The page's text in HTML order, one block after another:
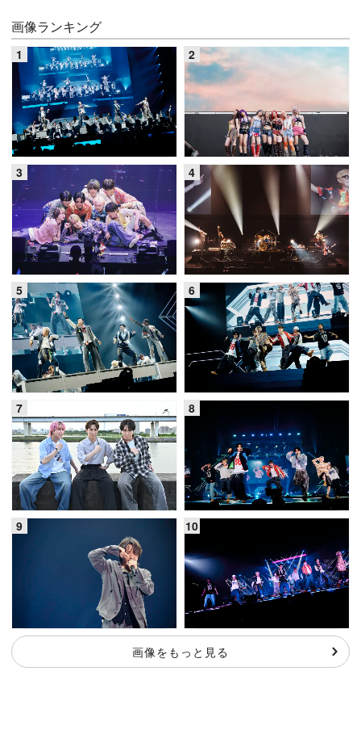
画像ランキング
画像をもっと見る